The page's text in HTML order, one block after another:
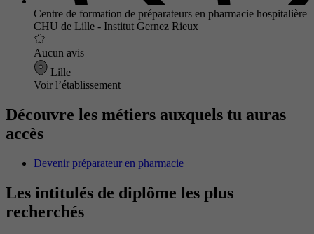
Centre de formation de préparateurs en pharmacie hospitalière
CHU de Lille - Institut Gernez Rieux
Aucun avis
Lille
Voir l’établissement
Découvre les métiers auxquels tu auras
accès
Devenir préparateur en pharmacie
Les intitulés de diplôme les plus
recherchés